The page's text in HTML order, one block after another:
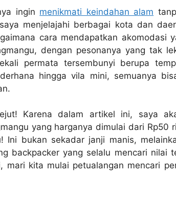
ingin menikmati keindahan alam
menjelajahi berbagai kota dan
cara mendapatkan akomodasi
dengan pesonanya yang tak
permata tersembunyi berupa
hingga vila mini, semuanya
Karena dalam artikel ini, saya
yang harganya dimulai dari Rp50
Ini bukan sekadar janji manis,
backpacker yang selalu mencari nilai
mari kita mulai petualangan mencari